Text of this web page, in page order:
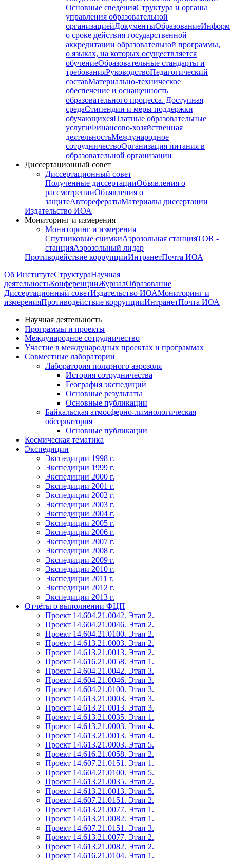
Основные сведенияСтруктура и органы
управления образовательной
организациейДокументыОбразование
о сроке действия государственной
аккредитации образовательной программы,
о языках, на которых осуществляется
обучениеОбразовательные стандарты и
требованияРуководствоПедагогический
составМатериально-техническое
обеспечение и оснащенность
образовательного процесса. Доступная
средаСтипендии и меры поддержки
обучающихсяПлатные образовательные
услугиФинансово-хозяйственная
деятельностьМеждународное
сотрудничествоОрганизация питания в
образовательной организации
Диссертационный совет
Диссертационный совет
Полученные диссертацииОбъявления о
рассмотренииОбъявления о
защитеАвторефератыМатериалы диссертации
Издательство ИОА
Мониторинг и измерения
Мониторинг и измерения
Спутниковые снимкиАэрозольная станцияTOR -
станцияАэрозольный лидар
Противодействие коррупцииИнтранетПочта ИОА
Об ИнститутеСтруктураНаучная
деятельностьКонференцииЖурналОбразование
Диссертационный советИздательство ИОАМониторинг и
измеренияПротиводействие коррупцииИнтранетПочта ИОА
Научная деятельность
Программы и проекты
Международное сотрудничество
Участие в международных проектах и программах
Совместные лаборатории
Лаборатория полярного аэрозоля
История сотрудничества
География экспедиций
Основные результаты
Основные публикации
Байкальская атмосферно-лимнологическая
обсерватория
Основные публикации
Космическая тематика
Экспедиции
Экспедиции 1998 г.
Экспедиции 1999 г.
Экспедиции 2000 г.
Экспедиции 2001 г.
Экспедиции 2002 г.
Экспедиции 2003 г.
Экспедиции 2004 г.
Экспедиции 2005 г.
Экспедиции 2006 г.
Экспедиции 2007 г.
Экспедиции 2008 г.
Экспедиции 2009 г.
Экспедиции 2010 г.
Экспедиции 2011 г.
Экспедиции 2012 г.
Экспедиции 2013 г.
Отчёты о выполнении ФЦП
Проект 14.604.21.0042. Этап 2.
Проект 14.604.21.0046. Этап 2.
Проект 14.604.21.0100. Этап 2.
Проект 14.613.21.0003. Этап 2.
Проект 14.613.21.0013. Этап 2.
Проект 14.616.21.0058. Этап 1.
Проект 14.604.21.0042. Этап 3.
Проект 14.604.21.0046. Этап 3.
Проект 14.604.21.0100. Этап 3.
Проект 14.613.21.0003. Этап 3.
Проект 14.613.21.0013. Этап 3.
Проект 14.613.21.0035. Этап 1.
Проект 14.613.21.0003. Этап 4.
Проект 14.613.21.0013. Этап 4.
Проект 14.613.21.0003. Этап 5.
Проект 14.616.21.0058. Этап 2.
Проект 14.607.21.0151. Этап 1.
Проект 14.604.21.0100. Этап 5.
Проект 14.613.21.0035. Этап 2.
Проект 14.613.21.0013. Этап 5.
Проект 14.607.21.0151. Этап 2.
Проект 14.613.21.0077. Этап 1.
Проект 14.613.21.0082. Этап 1.
Проект 14.607.21.0151. Этап 3.
Проект 14.613.21.0077. Этап 2.
Проект 14.613.21.0082. Этап 2.
Проект 14.616.21.0104. Этап 1.